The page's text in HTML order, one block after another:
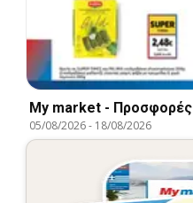
My market - Προσφορές
05/08/2026- 18/08/2026